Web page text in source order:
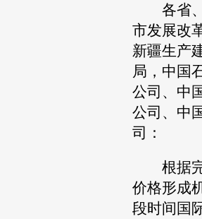
各省、
市发展改
新疆生产
局，中国
公司、中
公司、中
司：
根据完
价格形成
段时间国